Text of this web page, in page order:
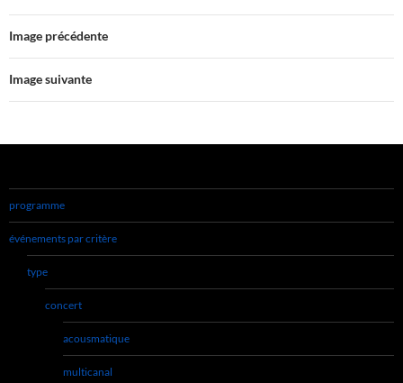
Image précédente
Image suivante
programme
événements par critère
type
concert
acousmatique
multicanal